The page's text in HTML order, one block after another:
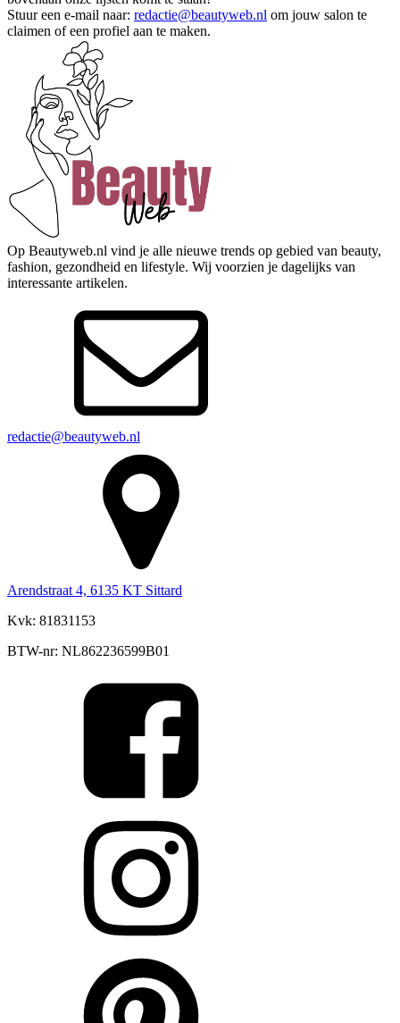
Stuur een e-mail naar: redactie@beautyweb.nl om jouw salon te
claimen of een profiel aan te maken.
Op Beautyweb.nl vind je alle nieuwe trends op gebied van beauty,
fashion, gezondheid en lifestyle. Wij voorzien je dagelijks van
interessante artikelen.
redactie@beautyweb.nl
Arendstraat 4, 6135 KT Sittard
Kvk: 81831153
BTW-nr: NL862236599B01